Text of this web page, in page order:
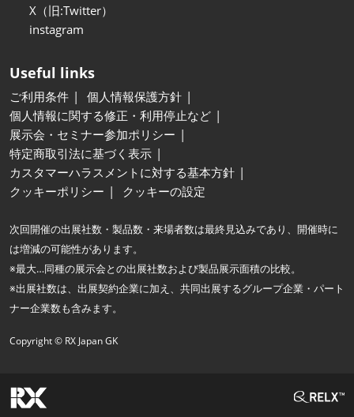
X（旧:Twitter）
instagram
Useful links
ご利用条件
個人情報保護方針
個人情報に関する修正・利用停止など
展示会・セミナー参加ポリシー
特定商取引法に基づく表示
カスタマーハラスメントに対する基本方針
クッキーポリシー
クッキーの設定
次回開催の出展社数・製品数・来場者数は最終見込みであり、開催時に
は増減の可能性があります。
※最大…同種の展示会との出展社数および製品展示面積の比較。
※出展社数は、出展契約企業に加え、共同出展するグループ企業・パート
ナー企業数も含みます。
Copyright © RX Japan GK